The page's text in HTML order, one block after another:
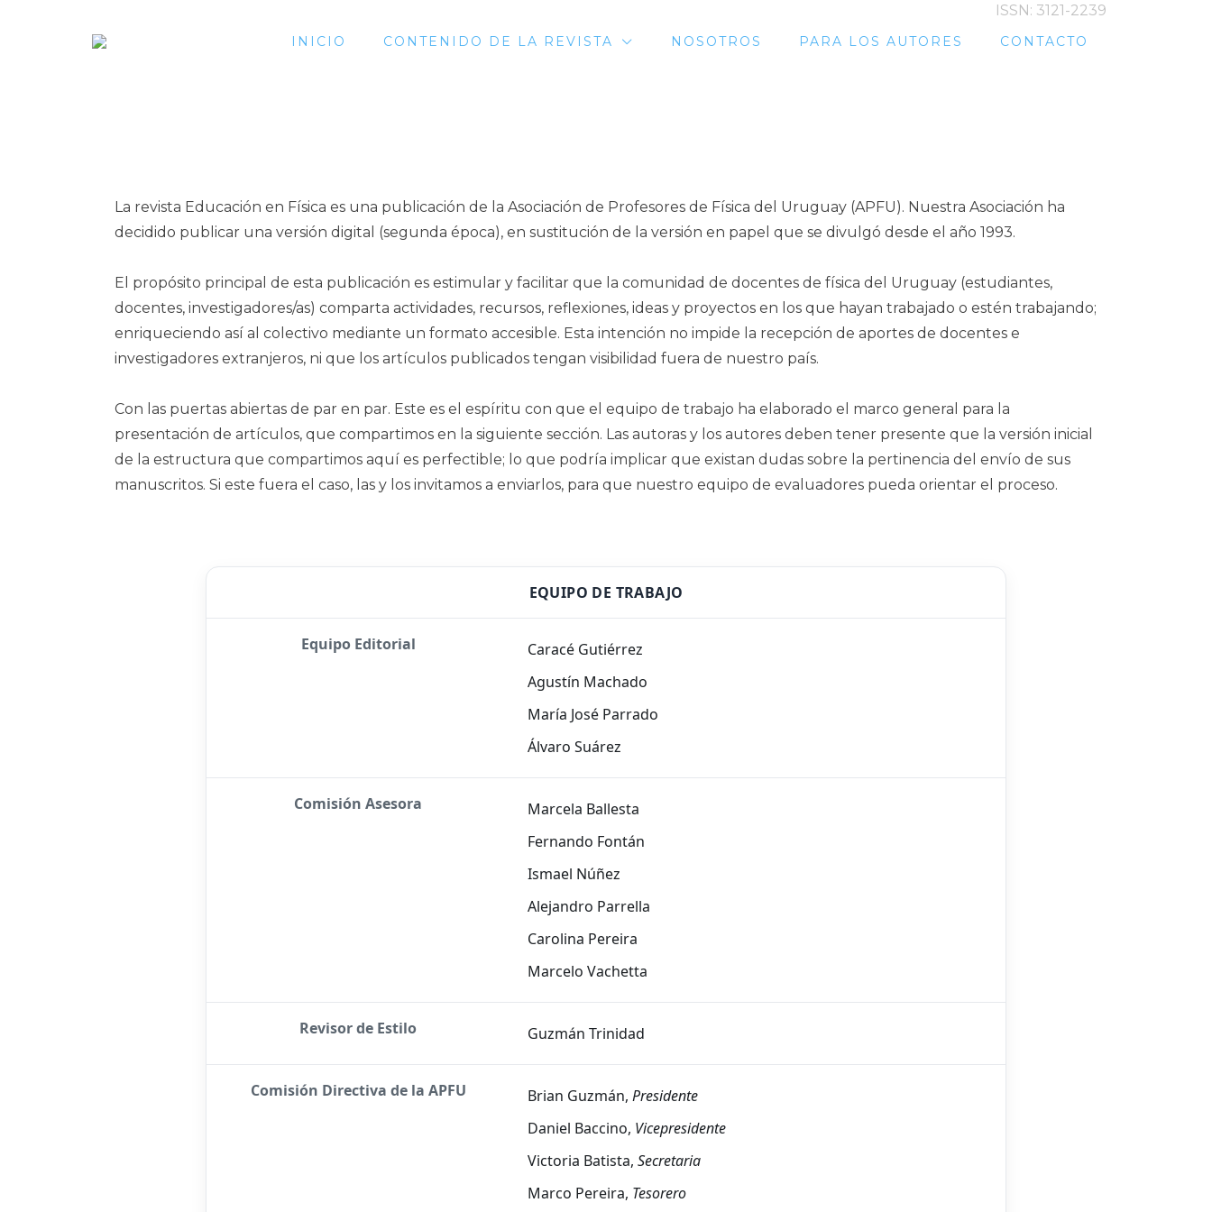
ISSN: 3121-2239
INICIO CONTENIDO DE LA REVISTA NOSOTROS PARA LOS AUTORES CONTACTO
La revista Educación en Física es una publicación de la Asociación de Profesores de Física del Uruguay (APFU). Nuestra Asociación ha
decidido publicar una versión digital (segunda época), en sustitución de la versión en papel que se divulgó desde el año 1993.
El propósito principal de esta publicación es estimular y facilitar que la comunidad de docentes de física del Uruguay (estudiantes,
docentes, investigadores/as) comparta actividades, recursos, reflexiones, ideas y proyectos en los que hayan trabajado o estén trabajando;
enriqueciendo así al colectivo mediante un formato accesible. Esta intención no impide la recepción de aportes de docentes e
investigadores extranjeros, ni que los artículos publicados tengan visibilidad fuera de nuestro país.
Con las puertas abiertas de par en par. Este es el espíritu con que el equipo de trabajo ha elaborado el marco general para la
presentación de artículos, que compartimos en la siguiente sección. Las autoras y los autores deben tener presente que la versión inicial
de la estructura que compartimos aquí es perfectible; lo que podría implicar que existan dudas sobre la pertinencia del envío de sus
manuscritos. Si este fuera el caso, las y los invitamos a enviarlos, para que nuestro equipo de evaluadores pueda orientar el proceso.
EQUIPO DE TRABAJO
Equipo Editorial
Caracé Gutiérrez
Agustín Machado
María José Parrado
Álvaro Suárez
Comisión Asesora
Marcela Ballesta
Fernando Fontán
Ismael Núñez
Alejandro Parrella
Carolina Pereira
Marcelo Vachetta
Revisor de Estilo Guzmán Trinidad
Comisión Directiva de la APFU Brian Guzmán, Presidente
Daniel Baccino, Vicepresidente
Victoria Batista, Secretaria
Marco Pereira, Tesorero